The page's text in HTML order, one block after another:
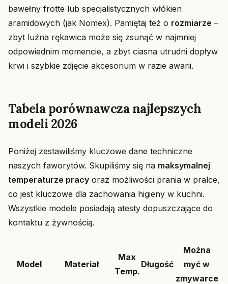
bawełny frotte lub specjalistycznych włókien
aramidowych (jak Nomex). Pamiętaj też o rozmiarze –
zbyt luźna rękawica może się zsunąć w najmniej
odpowiednim momencie, a zbyt ciasna utrudni dopływ
krwi i szybkie zdjęcie akcesorium w razie awarii.
Tabela porównawcza najlepszych
modeli 2026
Poniżej zestawiliśmy kluczowe dane techniczne
naszych faworytów. Skupiliśmy się na maksymalnej
temperaturze pracy oraz możliwości prania w pralce,
co jest kluczowe dla zachowania higieny w kuchni.
Wszystkie modele posiadają atesty dopuszczające do
kontaktu z żywnością.
Model Materiał
Max
Temp.
Długość
Można
myć w
zmywarce